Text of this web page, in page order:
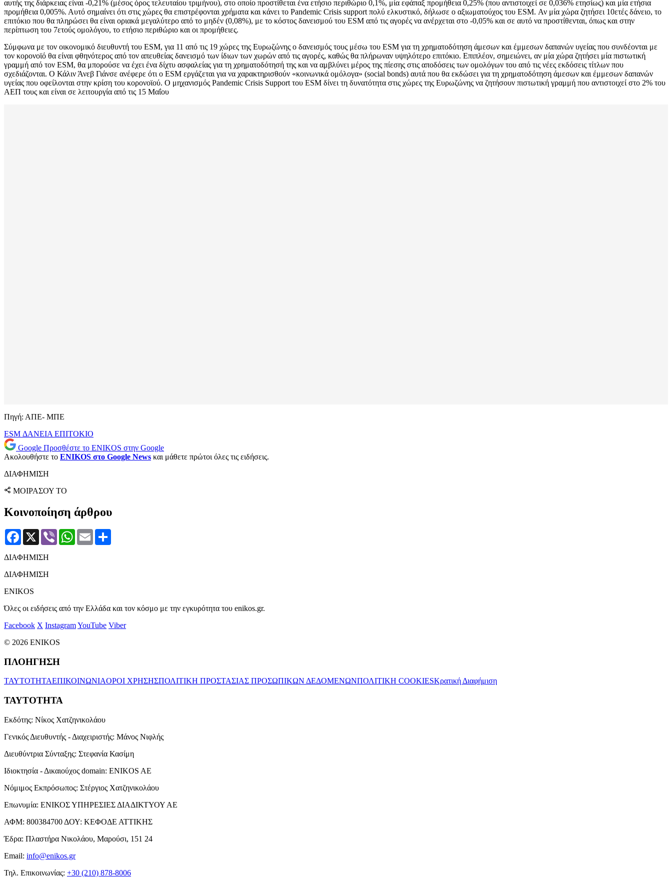
αυτής της διάρκειας είναι -0,21% (μέσος όρος τελευταίου τριμήνου), στο οποίο προστίθεται ένα ετήσιο περιθώριο 0,1%, μία εφάπαξ προμήθεια 0,25% (που αντιστοιχεί σε 0,036% ετησίως) και μία ετήσια
προμήθεια 0,005%. Αυτό σημαίνει ότι στις χώρες θα επιστρέφονται χρήματα και κάνει το Pandemic Crisis support πολύ ελκυστικό, δήλωσε ο αξιωματούχος του ESM. Αν μία χώρα ζητήσει 10ετές δάνειο, το
επιτόκιο που θα πληρώσει θα είναι οριακά μεγαλύτερο από το μηδέν (0,08%), με το κόστος δανεισμού του ESM από τις αγορές να ανέρχεται στο -0,05% και σε αυτό να προστίθενται, όπως και στην
περίπτωση του 7ετούς ομολόγου, το ετήσιο περιθώριο και οι προμήθειες.
Σύμφωνα με τον οικονομικό διευθυντή του ESM, για 11 από τις 19 χώρες της Ευρωζώνης ο δανεισμός τους μέσω του ESM για τη χρηματοδότηση άμεσων και έμμεσων δαπανών υγείας που συνδέονται με
τον κορονοϊό θα είναι φθηνότερος από τον απευθείας δανεισμό των ίδιων των χωρών από τις αγορές, καθώς θα πλήρωναν υψηλότερο επιτόκιο. Επιπλέον, σημειώνει, αν μία χώρα ζητήσει μία πιστωτική
γραμμή από τον ESM, θα μπορούσε να έχει ένα δίχτυ ασφαλείας για τη χρηματοδότησή της και να αμβλύνει μέρος της πίεσης στις αποδόσεις των ομολόγων του από τις νέες εκδόσεις τίτλων που
σχεδιάζονται. Ο Κάλιν Άνεβ Γιάνσε ανέφερε ότι ο ESM εργάζεται για να χαρακτηρισθούν «κοινωνικά ομόλογα» (social bonds) αυτά που θα εκδώσει για τη χρηματοδότηση άμεσων και έμμεσων δαπανών
υγείας που οφείλονται στην κρίση του κορονοϊού. Ο μηχανισμός Pandemic Crisis Support του ESM δίνει τη δυνατότητα στις χώρες της Ευρωζώνης να ζητήσουν πιστωτική γραμμή που αντιστοιχεί στο 2% του
ΑΕΠ τους και είναι σε λειτουργία από τις 15 Μαΐου
Πηγή: ΑΠΕ- ΜΠΕ
ESM ΔΑΝΕΙΑ ΕΠΙΤΟΚΙΟ
Google Προσθέστε το ENIKOS στην Google
Ακολουθήστε το ENIKOS στο Google News και μάθετε πρώτοι όλες τις ειδήσεις.
ΔΙΑΦΗΜΙΣΗ
ΜΟΙΡΑΣΟΥ ΤΟ
Κοινοποίηση άρθρου
Facebook
X Viber WhatsApp
Email
ΔΙΑΦΗΜΙΣΗ
ΔΙΑΦΗΜΙΣΗ
ENIKOS
Όλες οι ειδήσεις από την Ελλάδα και τον κόσμο με την εγκυρότητα του enikos.gr.
Facebook X InstagramYouTube Viber
© 2026 ENIKOS
ΠΛΟΗΓΗΣΗ
ΤΑΥΤΟΤΗΤΑΕΠΙΚΟΙΝΩΝΙΑΟΡΟΙ ΧΡΗΣΗΣΠΟΛΙΤΙΚΗ ΠΡΟΣΤΑΣΙΑΣ ΠΡΟΣΩΠΙΚΩΝ ΔΕΔΟΜΕΝΩΝΠΟΛΙΤΙΚΗ COOKIESΚρατική Διαφήμιση
ΤΑΥΤΟΤΗΤΑ
Εκδότης: Νίκος Χατζηνικολάου
Γενικός Διευθυντής - Διαχειριστής: Μάνος Νιφλής
Διευθύντρια Σύνταξης: Στεφανία Κασίμη
Ιδιοκτησία - Δικαιούχος domain: ENIKOS AE
Νόμιμος Εκπρόσωπος: Στέργιος Χατζηνικολάου
Επωνυμία: ΕΝΙΚΟΣ ΥΠΗΡΕΣΙΕΣ ΔΙΑΔΙΚΤΥΟΥ ΑΕ
ΑΦΜ: 800384700 ΔΟΥ: ΚΕΦΟΔΕ ΑΤΤΙΚΗΣ
Έδρα: Πλαστήρα Νικολάου, Μαρούσι, 151 24
Email: info@enikos.gr
Τηλ. Επικοινωνίας: +30 (210) 878-8006